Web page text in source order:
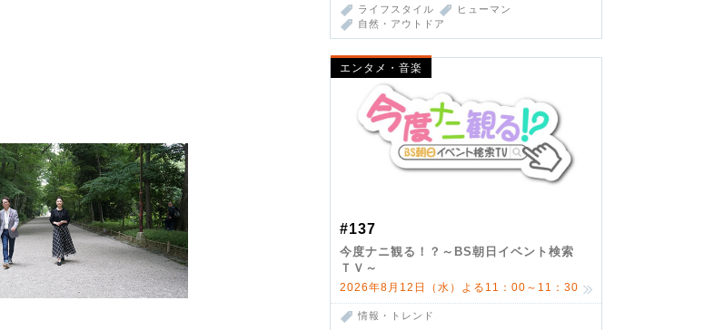
ライフスタイル
ヒューマン
自然・アウトドア
エンタメ・音楽
#137
今度ナニ観る！？～BS朝日イベント検索
ＴＶ～
2026年8月12日（水）よる11：00～11：30
情報・トレンド